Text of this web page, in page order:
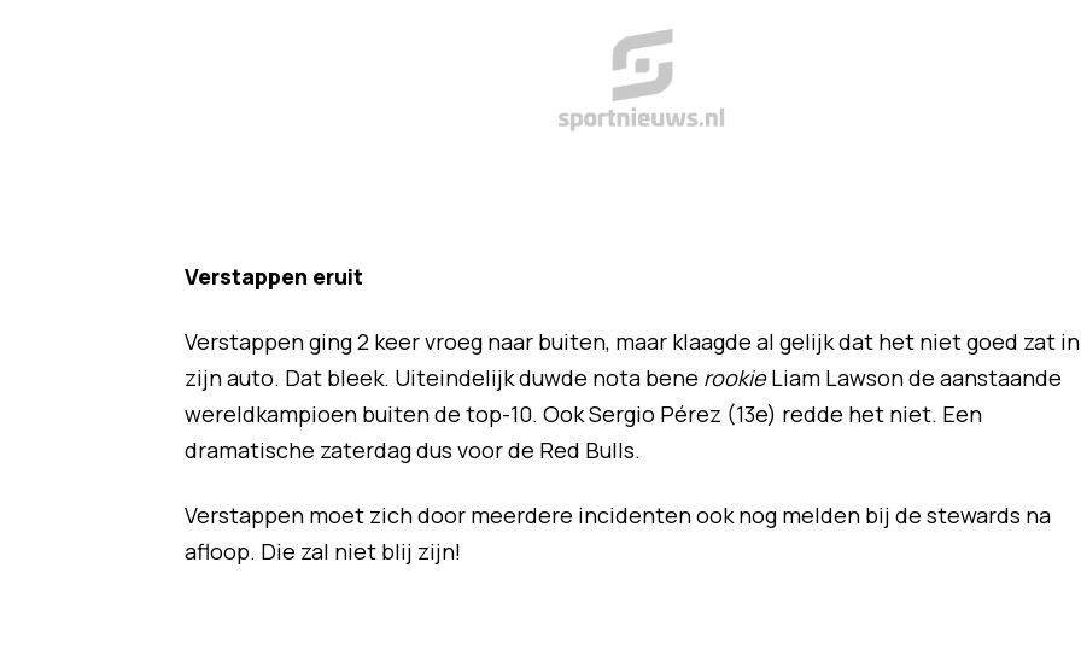
Verstappen eruit
Verstappen ging 2 keer vroeg naar buiten, maar klaagde al gelijk dat het niet goed zat in
zijn auto. Dat bleek. Uiteindelijk duwde nota bene rookieLiam Lawson de aanstaande
wereldkampioen buiten de top-10. Ook Sergio Pérez (13e) redde het niet. Een
dramatische zaterdag dus voor de Red Bulls.
Verstappen moet zich door meerdere incidenten ook nog melden bij de stewards na
afloop. Die zal niet blij zijn!